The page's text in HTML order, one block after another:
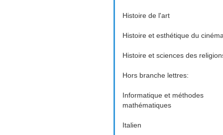
Histoire de l'art
Histoire et esthétique du
Histoire et sciences des
Hors branche lettres:
Informatique et méthodes
mathématiques
Italien